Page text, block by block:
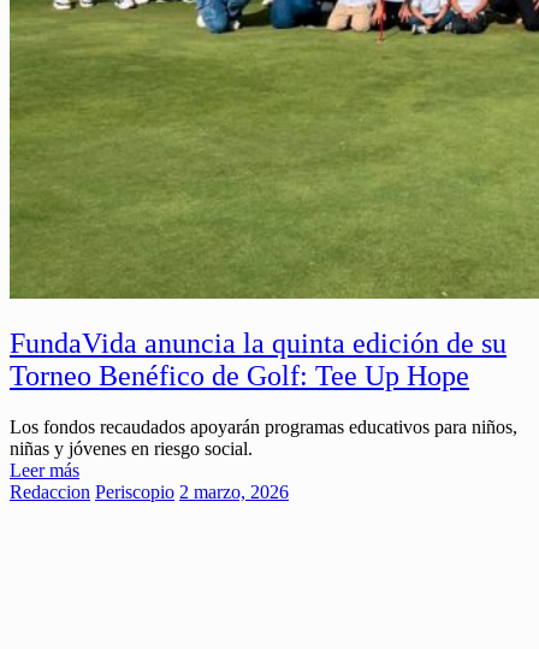
FundaVida anuncia la quinta edición de su
Torneo Benéfico de Golf: Tee Up Hope
Los fondos recaudados apoyarán programas educativos para niños,
niñas y jóvenes en riesgo social.
Leer más
Redaccion Periscopio 2 marzo, 2026